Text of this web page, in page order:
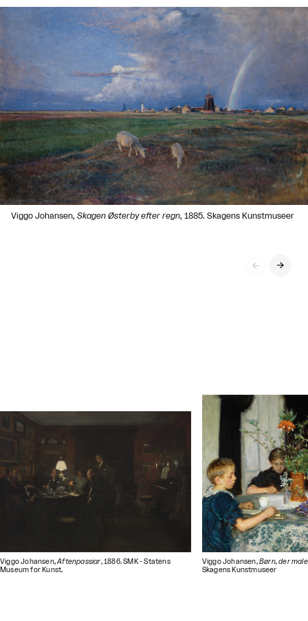
Viggo Johansen, Skagen Østerby efter regn, 1885. Skagens Kunstmuseer
 
Viggo Johansen,Aftenpassiar, 1886. SMK - Statens
Museum for Kunst.
Viggo Johansen, Børn, der
Skagens Kunstmuseer